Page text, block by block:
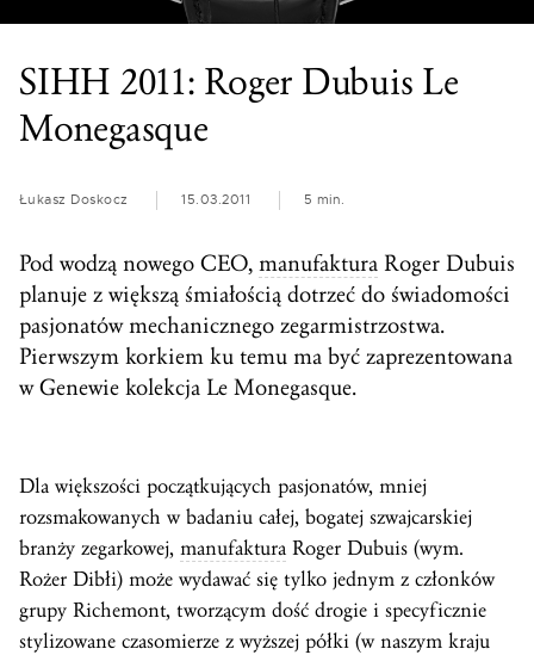
SIHH 2011: Roger Dubuis Le
Monegasque
Łukasz Doskocz 15.03.2011 5 min.
Pod wodzą nowego CEO, manufaktura Roger Dubuis
planuje z większą śmiałością dotrzeć do świadomości
pasjonatów mechanicznego zegarmistrzostwa.
Pierwszym korkiem ku temu ma być zaprezentowana
w Genewie kolekcja Le Monegasque.
Dla większości początkujących pasjonatów, mniej
rozsmakowanych w badaniu całej, bogatej szwajcarskiej
branży zegarkowej, manufaktura Roger Dubuis (wym.
Rożer Dibłi) może wydawać się tylko jednym z członków
grupy Richemont, tworzącym dość drogie i specyficznie
stylizowane czasomierze z wyższej półki (w naszym kraju